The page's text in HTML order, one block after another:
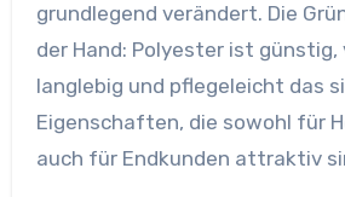
grundlegend verändert. Die
der Hand: Polyester ist günstig,
langlebig und pflegeleicht das
Eigenschaften, die sowohl für
auch für Endkunden attraktiv